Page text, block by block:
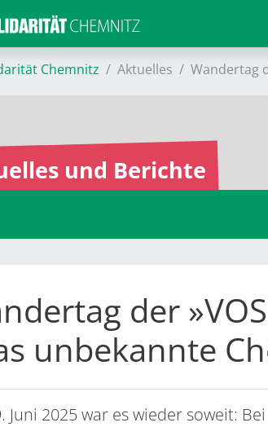
Chemnitz Aktuelles Wandertag
und Berichte
der
unbekannte
Juni 2025 war es wieder soweit: Bei